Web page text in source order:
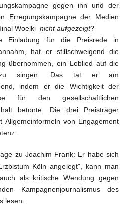
gegen ihn und der
Erregungskampagne der Medien
Woelki nicht aufgezeigt?
Einladung für die Preisrede in
hat er stillschweigend die
übernommen, ein Loblied auf die
zu singen. Das tat er am
indem er die Wichtigkeit der
für den gesellschaftlichen
betonte. Die drei Preisträger
Allgemeinformeln von Engagement
zu Joachim Frank: Er habe sich
Köln angelegt", kann man
als kritische Wendung gegen
Kampagnenjournalismus des
lesen.